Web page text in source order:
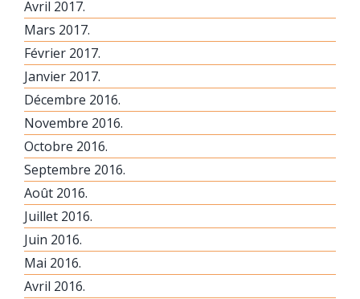
Avril 2017.
Mars 2017.
Février 2017.
Janvier 2017.
Décembre 2016.
Novembre 2016.
Octobre 2016.
Septembre 2016.
Août 2016.
Juillet 2016.
Juin 2016.
Mai 2016.
Avril 2016.